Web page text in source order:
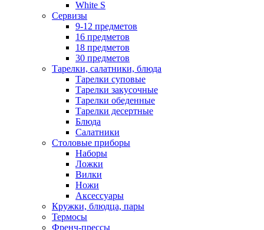
White S
Сервизы
9-12 предметов
16 предметов
18 предметов
30 предметов
Тарелки, салатники, блюда
Тарелки суповые
Тарелки закусочные
Тарелки обеденные
Тарелки десертные
Блюда
Салатники
Столовые приборы
Наборы
Ложки
Вилки
Ножи
Аксессуары
Кружки, блюдца, пары
Термосы
Френч-прессы